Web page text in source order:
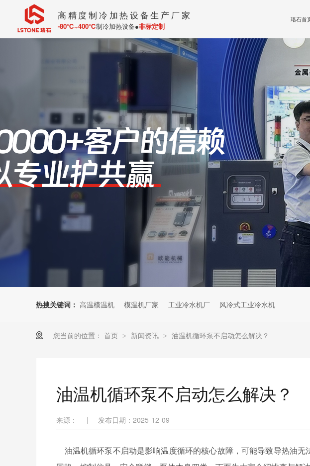
高精度制冷加热设备生产厂家
-80℃~400℃制冷加热设备●非标定制
珞石首
热搜关键词： 高温模温机 模温机厂家 工业冷水机厂 风冷式工业冷水机
您当前的位置： 首页 > 新闻资讯 > 油温机循环泵不启动怎么解决？
油温机循环泵不启动怎么解决？
来源： | 发布日期：2025-12-09
油温机循环泵不启动是影响温度循环的核心故障，可能导致导热油无